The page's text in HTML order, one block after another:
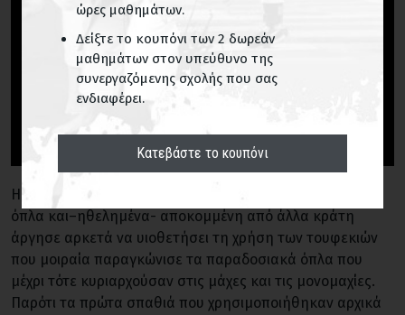
H Ιαπωνία υπήρξε μια χώρα με μεγάλη παράδοση στα
όπλα και–ηθελημένα- αποκομμένη από άλλα κράτη
άργησε αρκετά να υιοθετήσει τη χρήση των τουφεκιών
που μοιραία παραγκώνισε τα παραδοσιακά όπλα που
μέχρι τότε κυριαρχούσαν στις μάχες και τις μονομαχίες.
Παρότι τα πρώτα σπαθιά που χρησιμοποιήθηκαν αρχικά
ώρες μαθημάτων.
Δείξτε το κουπόνι των 2 δωρεάν
μαθημάτων στον υπεύθυνο της
συνεργαζόμενης σχολής που σας
ενδιαφέρει.
Κατεβάστε το κουπόνι